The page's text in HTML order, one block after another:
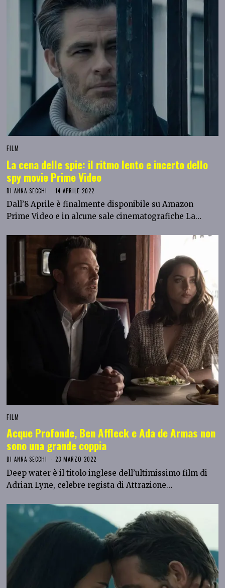
FILM
La cena delle spie: il ritmo lento e incerto dello
spy movie Prime Video
DIANNA SECCHI 14 APRILE 2022
Dall’8 Aprile è finalmente disponibile su Amazon
Prime Video e in alcune sale cinematografiche La…
FILM
Acque Profonde, Ben Affleck e Ada de Armas non
sono una grande coppia
DIANNA SECCHI 23 MARZO 2022
Deep water è il titolo inglese dell’ultimissimo film di
Adrian Lyne, celebre regista di Attrazione…